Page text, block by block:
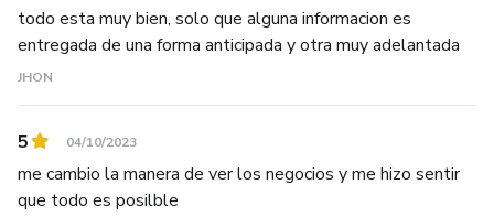
todo esta muy bien, solo que alguna informacion es
entregada de una forma anticipada y otra muy adelantada
JHON
5 04/10/2023
me cambio la manera de ver los negocios y me hizo sentir
que todo es posilble